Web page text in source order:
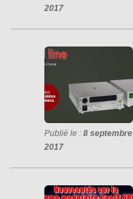
2017
Publié le : 8 septembre
2017